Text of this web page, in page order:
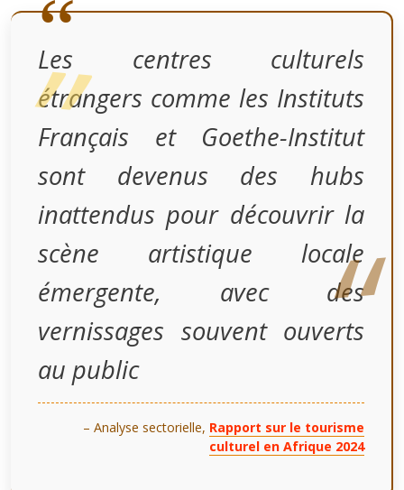
Les centres culturels
étrangers comme les Instituts
Français et Goethe-Institut
sont devenus des hubs
inattendus pour découvrir la
scène artistique locale
émergente, avec des
vernissages souvent ouverts
au public
– Analyse sectorielle, Rapport sur le tourisme
culturel en Afrique 2024